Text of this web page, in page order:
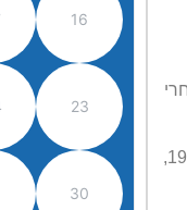
יהודה הראל, חבר קיבוץ מרום גולן, הוא מראשוני המתיישבים בגולן. הוא עלה למחנה הסורי עלייקה שבגולן, בספטמבר 1967,
16
23
30